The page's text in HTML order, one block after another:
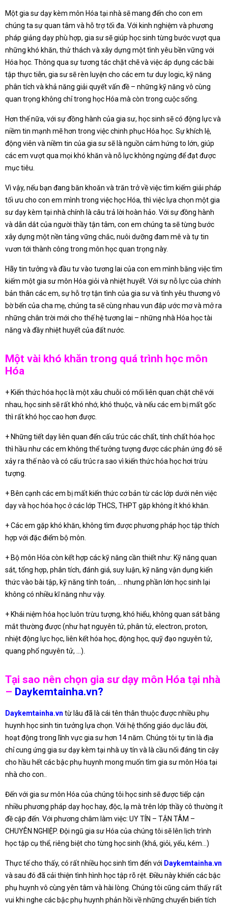
Một gia sư dạy kèm môn Hóa tại nhà sẽ mang đến cho con em
chúng ta sự quan tâm và hỗ trợ tối đa. Với kinh nghiệm và phương
pháp giảng dạy phù hợp, gia sư sẽ giúp học sinh từng bước vượt qua
những khó khăn, thử thách và xây dựng một tình yêu bền vững với
Hóa học. Thông qua sự tương tác chặt chẽ và việc áp dụng các bài
tập thực tiễn, gia sư sẽ rèn luyện cho các em tư duy logic, kỹ năng
phân tích và khả năng giải quyết vấn đề – những kỹ năng vô cùng
quan trọng không chỉ trong học Hóa mà còn trong cuộc sống.
Hơn thế nữa, với sự đồng hành của gia sư, học sinh sẽ có động lực và
niềm tin mạnh mẽ hơn trong việc chinh phục Hóa học. Sự khích lệ,
động viên và niềm tin của gia sư sẽ là nguồn cảm hứng to lớn, giúp
các em vượt qua mọi khó khăn và nỗ lực không ngừng để đạt được
mục tiêu.
Vì vậy, nếu bạn đang băn khoăn và trăn trở về việc tìm kiếm giải pháp
tối ưu cho con em mình trong việc học Hóa, thì việc lựa chọn một gia
sư dạy kèm tại nhà chính là câu trả lời hoàn hảo. Với sự đồng hành
và dẫn dắt của người thầy tận tâm, con em chúng ta sẽ từng bước
xây dựng một nền tảng vững chắc, nuôi dưỡng đam mê và tự tin
vươn tới thành công trong môn học quan trọng này.
Hãy tin tưởng và đầu tư vào tương lai của con em mình bằng việc tìm
kiếm một gia sư môn Hóa giỏi và nhiệt huyết. Với sự nỗ lực của chính
bản thân các em, sự hỗ trợ tận tình của gia sư và tình yêu thương vô
bờ bến của cha mẹ, chúng ta sẽ cùng nhau vun đắp ước mơ và mở ra
những chân trời mới cho thế hệ tương lai – những nhà Hóa học tài
năng và đầy nhiệt huyết của đất nước.
Một vài khó khăn trong quá trình học môn
Hóa
+ Kiến thức hóa học là một xâu chuỗi có mối liên quan chặt chẽ với
nhau, học sinh sẽ rất khó nhớ, khó thuộc, và nếu các em bị mất gốc
thì rất khó học cao hơn được.
+ Những tiết dạy liên quan đến cấu trúc các chất, tính chất hóa học
thì hầu như các em không thể tưởng tượng được các phản ứng đó sẽ
xảy ra thế nào và có cấu trúc ra sao vì kiến thức hóa học hơi trừu
tượng.
+ Bên cạnh các em bị mất kiến thức cơ bản từ các lớp dưới nên việc
dạy và học hóa học ở các lớp THCS, THPT gặp không ít khó khăn.
+ Các em gặp khó khăn, không tìm được phương pháp học tập thích
hợp với đặc điểm bộ môn.
+ Bộ môn Hóa còn kết hợp các kỹ năng cần thiết như: Kỹ năng quan
sát, tổng hợp, phân tích, đánh giá, suy luận, kỹ năng vận dụng kiến
thức vào bài tập, kỹ năng tính toán, … nhưng phần lớn học sinh lại
không có nhiều kĩ năng như vậy.
+ Khái niệm hóa học luôn trừu tượng, khó hiểu, không quan sát bằng
mắt thường được (như hạt nguyên tử, phân tử, electron, proton,
nhiệt động lực học, liên kết hóa học, động học, quỹ đạo nguyên tử,
quang phổ nguyên tử, …).
Tại sao nên chọn gia sư dạy môn Hóa tại nhà
– Daykemtainha.vn?
Daykemtainha.vn từ lâu đã là cái tên thân thuộc được nhiều phụ
huynh học sinh tin tưởng lựa chọn. Với hệ thống giáo dục lâu đời,
hoạt động trong lĩnh vực gia sư hơn 14 năm. Chúng tôi tự tin là địa
chỉ cung ứng gia sư dạy kèm tại nhà uy tín và là cầu nối đáng tin cậy
cho hầu hết các bậc phụ huynh mong muốn tìm gia sư môn Hóa tại
nhà cho con..
Đến với gia sư môn Hóa của chúng tôi học sinh sẽ được tiếp cận
nhiều phương pháp dạy học hay, độc, lạ mà trên lớp thầy cô thường ít
đề cập đến. Với phương châm làm việc: UY TÍN – TẬN TÂM –
CHUYÊN NGHIỆP. Đội ngũ gia sư Hóa của chúng tôi sẽ lên lịch trình
học tập cụ thể, riêng biệt cho từng học sinh (khá, giỏi, yếu, kém…)
Thực tế cho thấy, có rất nhiều học sinh tìm đến với Daykemtainha.vn
và sau đó đã cải thiện tình hình học tập rõ rệt. Điều này khiến các bậc
phụ huynh vô cùng yên tâm và hài lòng. Chúng tôi cũng cảm thấy rất
vui khi nghe các bậc phụ huynh phản hồi về những chuyển biến tích